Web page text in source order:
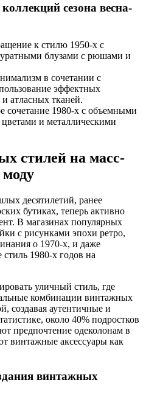
сезона весна-
к стилю 1950-х с
блузами с рюшами и
в сочетании с
эффектных
атласных тканей.
сочетание 1980-х с объемными
и металлическими
стилей на масс-
десятилетий, ранее
бутиках, теперь активно
В магазинах популярных
с рисунками эпохи ретро,
о 1970-х, и даже
1980-х годов на
уличный стиль, где
комбинации винтажных
создавая аутентичные и
около 40% подростков
предпочтение одеколонам в
винтажные аксессуары как
винтажных